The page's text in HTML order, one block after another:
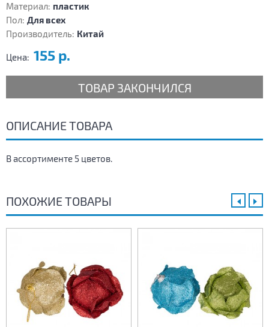
Материал: пластик
Пол: Для всех
Производитель: Китай
Цена: 155 р.
ТОВАР ЗАКОНЧИЛСЯ
ОПИСАНИЕ ТОВАРА
В ассортименте 5 цветов.
ПОХОЖИЕ ТОВАРЫ